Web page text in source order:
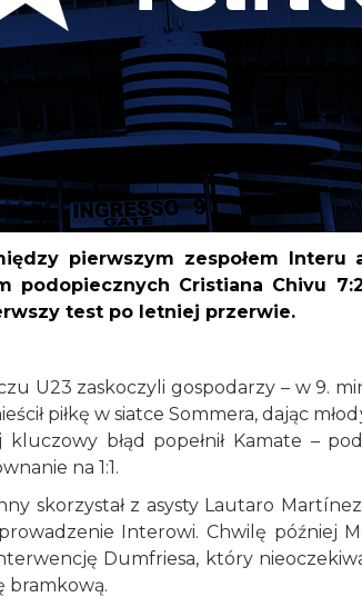
pierwszym zespołem Interu
podopiecznych Cristiana Chivu
test po letniej przerwie.
U23 zaskoczyli gospodarzy – w 9.
piłkę w siatce Sommera, dając
błąd popełnił Kamate –
na 1:1.
skorzystał z asysty Lautaro
prowadzenie Interowi. Chwilę później
Dumfriesa, który
bramkową.